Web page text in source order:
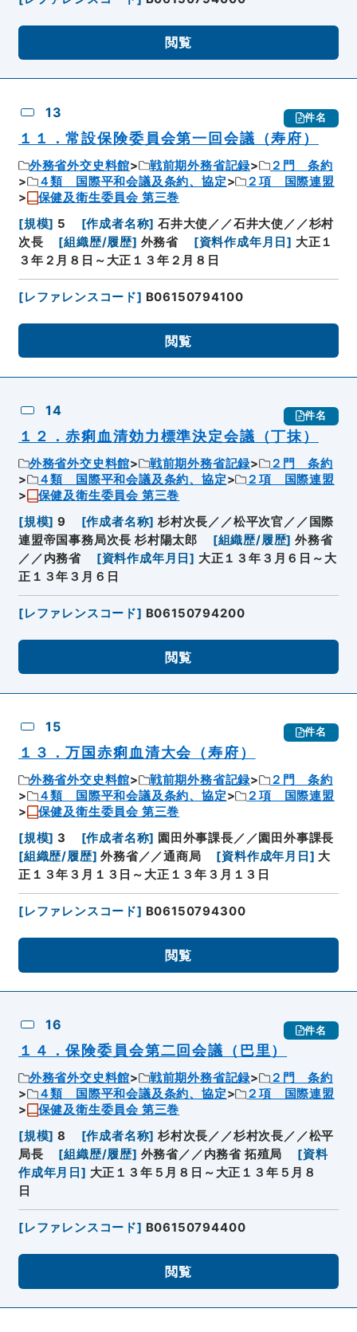
閲覧
13 件名
１１．常設保険委員会第一回会議（寿府）
外務省外交史料館 戦前期外務省記録
２門 条約
４類 国際平和会議及条約、協定
２項 国際連盟
保健及衛生委員会 第三巻
[規模] 5 [作成者名称] 石井大使／／石井大使／／杉村
次長
[組織歴/履歴] 外務省 [資料作成年月日] 大正１
３年２月８日～大正１３年２月８日
[レファレンスコード] B06150794100
閲覧
14 件名
１２．赤痢血清効力標準決定会議（丁抹）
外務省外交史料館 戦前期外務省記録
２門 条約
４類 国際平和会議及条約、協定
２項 国際連盟
保健及衛生委員会 第三巻
[規模] 9 [作成者名称] 杉村次長／／松平次官／／国際
連盟帝国事務局次長 杉村陽太郎
[組織歴/履歴] 外務省
／／内務省
[資料作成年月日] 大正１３年３月６日～大
正１３年３月６日
[レファレンスコード] B06150794200
閲覧
15 件名
１３．万国赤痢血清大会（寿府）
外務省外交史料館 戦前期外務省記録
２門 条約
４類 国際平和会議及条約、協定
２項 国際連盟
保健及衛生委員会 第三巻
[規模] 3 [作成者名称] 園田外事課長／／園田外事課長
[組織歴/履歴] 外務省／／通商局 [資料作成年月日 ] 大
正１３年３月１３日～大正１３年３月１３日
[レファレンスコード] B06150794300
閲覧
16 件名
１４．保険委員会第二回会議（巴里）
外務省外交史料館 戦前期外務省記録
２門 条約
４類 国際平和会議及条約、協定
２項 国際連盟
保健及衛生委員会 第三巻
[規模] 8 [作成者名称] 杉村次長／／杉村次長／／松平
局長
[組織歴/履歴] 外務省／／内務省 拓殖局 [資料
作成年月日 ] 大正１３年５月８日～大正１３年５月８
日
[レファレンスコード] B06150794400
閲覧